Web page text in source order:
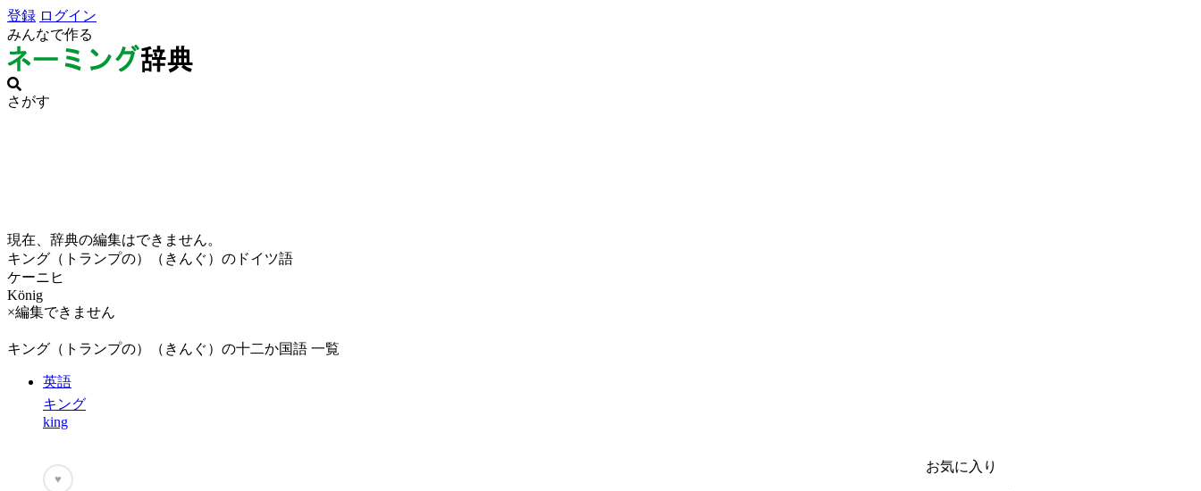
登録 ログイン
みんなで作る
さがす
現在、辞典の編集はできません。
キング（トランプの）（きんぐ）のドイツ語
ケーニヒ
König
×編集できません
キング（トランプの）（きんぐ）の十二か国語 一覧
英語
キング
king
♥
お気に入り